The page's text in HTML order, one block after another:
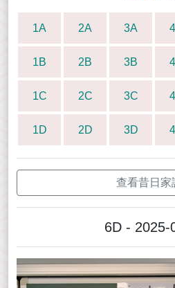
1A 2A 3A
1B 2B 3B
1C 2C 3C
1D 2D 3D
查看昔日家
6D - 2025-